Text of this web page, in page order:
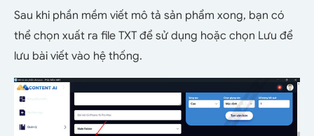
Sau khi phần mềm viết mô tả sản phẩm xong, bạn có
thể chọn xuất ra file TXT để sử dụng hoặc chọn Lưu để
lưu bài viết vào hệ thống.